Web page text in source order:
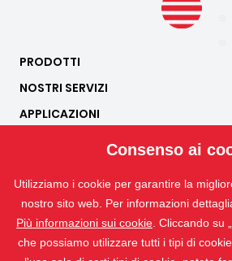
PRODOTTI
NOSTRI SERVIZI
APPLICAZIONI
Consenso ai
Utilizziamo i cookie per garantire la
nostro sito web. Per informazioni
Più informazioni sui cookie . Cliccando su
che possiamo utilizzare tutti i tipi di